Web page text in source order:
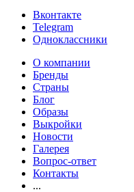
Вконтакте
Telegram
Одноклассники
О компании
Бренды
Страны
Блог
Образы
Выкройки
Новости
Галерея
Вопрос-ответ
Контакты
...